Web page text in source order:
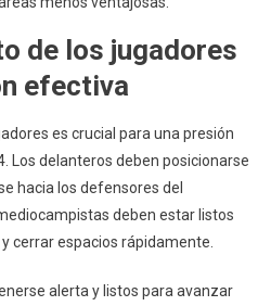
de los jugadores
efectiva
es crucial para una presión
Los delanteros deben posicionarse
hacia los defensores del
deben estar listos
cerrar espacios rápidamente.
alerta y listos para avanzar